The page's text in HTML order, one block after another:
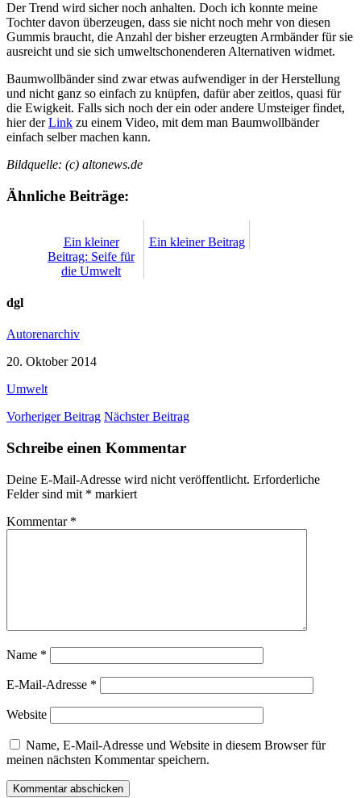
Der Trend wird sicher noch anhalten. Doch ich konnte meine
Tochter davon überzeugen, dass sie nicht noch mehr von diesen
Gummis braucht, die Anzahl der bisher erzeugten Armbänder für sie
ausreicht und sie sich umweltschonenderen Alternativen widmet.
Baumwollbänder sind zwar etwas aufwendiger in der Herstellung
und nicht ganz so einfach zu knüpfen, dafür aber zeitlos, quasi für
die Ewigkeit. Falls sich noch der ein oder andere Umsteiger findet,
hier derLink zu einem Video, mit dem man Baumwollbänder
einfach selber machen kann.
Bildquelle: (c) altonews.de
Ähnliche Beiträge:
Ein kleiner
Beitrag: Seife für
die Umwelt
Ein kleiner Beitrag
dgl
Autorenarchiv
20. Oktober 2014
Umwelt
Vorheriger Beitrag Nächster Beitrag
Schreibe einen Kommentar
Deine E-Mail-Adresse wird nicht veröffentlicht. Erforderliche
Felder sind mit * markiert
Kommentar *
Name *
E-Mail-Adresse *
Website
Name, E-Mail-Adresse und Website in diesem Browser für
meinen nächsten Kommentar speichern.